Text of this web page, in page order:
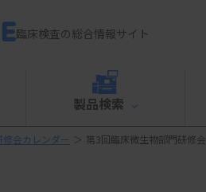
臨床検査の総合情報サイト
製品検索
修会カレンダー ＞ 第3回臨床微生物部門研修会